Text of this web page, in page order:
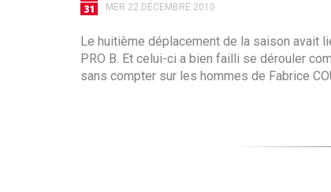
MER 22 DÉCEMBRE 2010
Le huitième déplacement de la saison avait
PRO B. Et celui-ci a bien failli se dérouler
sans compter sur les hommes de Fabrice